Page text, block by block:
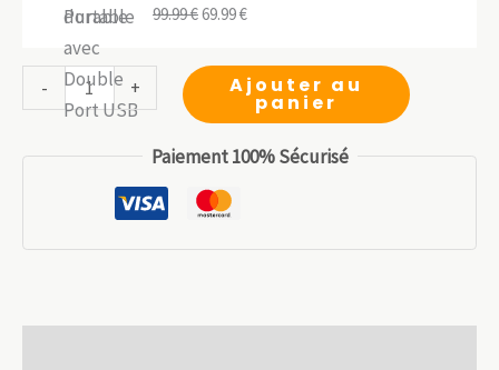
était :est :
99.99€Le
initial
69.99€Le
actuel
est :
-
quantité
de
Compact
+ Ajouter au
panier
Paiement 100% Sécurisé